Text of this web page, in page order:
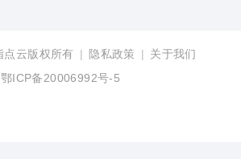
点云版权所有 | 隐私政策 | 关于我们
鄂ICP备20006992号-5